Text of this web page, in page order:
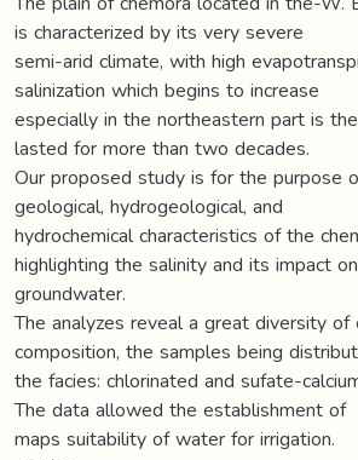
is characterized by its very severe
semi-arid climate, with high
salinization which begins to increase
especially in the northeastern part is
lasted for more than two decades.
Our proposed study is for the purpose
geological, hydrogeological, and
hydrochemical characteristics of the
highlighting the salinity and its impact on
groundwater.
The analyzes reveal a great diversity of
composition, the samples being
the facies: chlorinated and sufate-
The data allowed the establishment of
maps suitability of water for irrigation.